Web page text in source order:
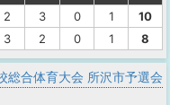
2 3 0 1
10
3 2 0 1 8
総合体育大会 所沢市予選会